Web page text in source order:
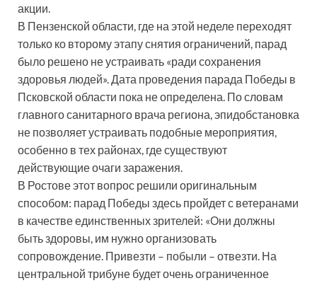
акции.
В Пензенской области, где на этой неделе переходят
только ко второму этапу снятия ограничений, парад
было решено не устраивать «ради сохранения
здоровья людей». Дата проведения парада Победы в
Псковской области пока не определена. По словам
главного санитарного врача региона, эпидобстановка
не позволяет устраивать подобные мероприятия,
особенно в тех районах, где существуют
действующие очаги заражения.
В Ростове этот вопрос решили оригинальным
способом: парад Победы здесь пройдет с ветеранами
в качестве единственных зрителей: «Они должны
быть здоровы, им нужно организовать
сопровождение. Привезти – побыли – отвезти. На
центральной трибуне будет очень ограниченное